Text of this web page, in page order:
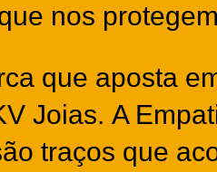
nos
que aposta
Joias. A
traços que